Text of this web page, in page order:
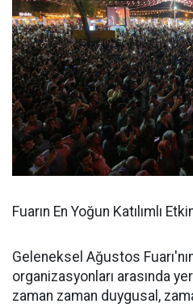
Fuarın En Yoğun Katılımlı
Geleneksel Ağustos
organizasyonları arasında
zaman zaman duygusal,